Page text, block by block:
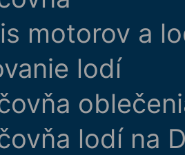
motorov a
lodí
lodí na